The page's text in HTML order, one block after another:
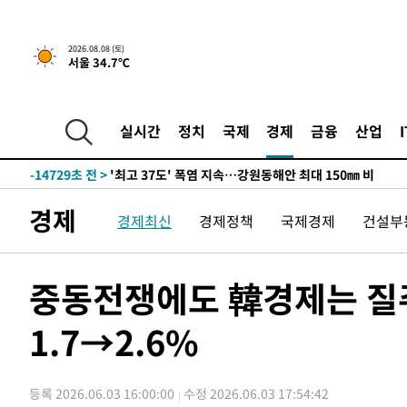
2026.08.08 (토)
서울 34.7℃
실시간 정치 국제 경제 금융 산업
-7855초 전 >[속보]뉴욕증시 상승 마감…S&P 0.6% 나스닥 1.3%↑
-30573초 전 >극한폭염 한풀 꺾이지만…'낮 최고 35도' 무더위, 열대야
-26108초 전 >
[속보]'압수수색·성접대 논란' 축구협회 "실망과 걱정
-14729초 전 >
-7855초 전 > [속보]뉴욕증시 상승 마감…S&P 0.6% 나스닥 1.3%↑
주 날씨]
-27591초 전 >
축구협회 "압수수색·성접대 논란 사과…쇄신의 기회로
-26108초 전 >[속보]'압수수색·성접대 논란' 축구협회 "실망과 걱정 안
-7855초 전 >[속보]뉴욕증시 상승 마감…S&P 0.6% 나스닥 1.3%↑
경제 경제최신 경제정책 국제경제 건설
중동전쟁에도 韓경제는
1.7→2.6%
등록 2026.06.03 16:00:00 수정 2026.06.03 17:54:42